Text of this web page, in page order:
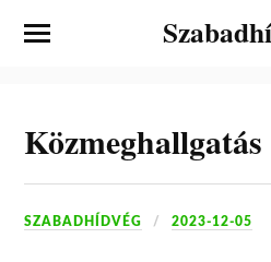
Közmeghallgatás
SZABADHÍDVÉG 2023-12-05